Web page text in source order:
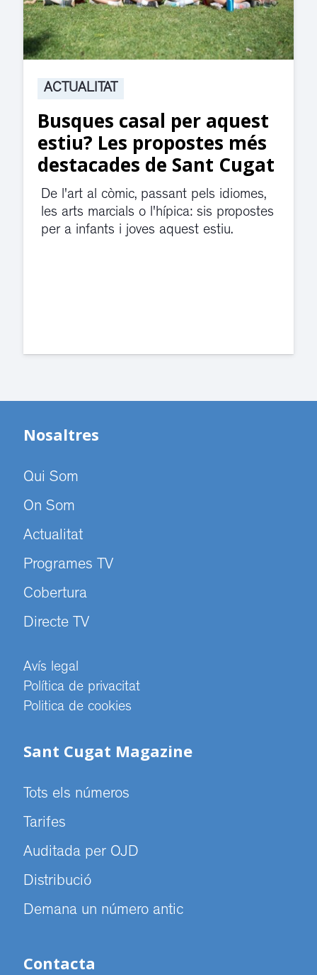
ACTUALITAT
Suspesa l’activitat als
jutjats de Rubí fins
divendres per una fuita
d’aigua
El servei de guàrdia i el jutjat de
violència de gènere s'han traslladat a
Nosaltres
Qui Som
On Som
Actualitat
Programes TV
Cobertura
Directe TV
Avís legal
Política de privacitat
Politica de cookies
Sant Cugat Magazine
Tots els números
Tarifes
Auditada per OJD
Distribució
Demana un número antic
Contacta